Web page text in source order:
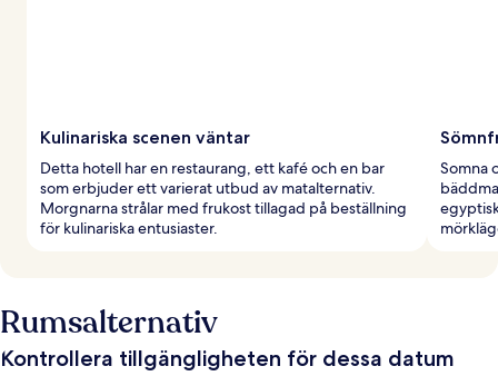
Kulinariska scenen väntar
Detta hotell har en restaurang, ett kafé och en bar
som erbjuder ett varierat utbud av matalternativ.
Morgnarna strålar med frukost tillagad på beställning
för kulinariska entusiaster.
Somna
Rumsalternativ
Kontrollera tillgängligheten för dessa datum